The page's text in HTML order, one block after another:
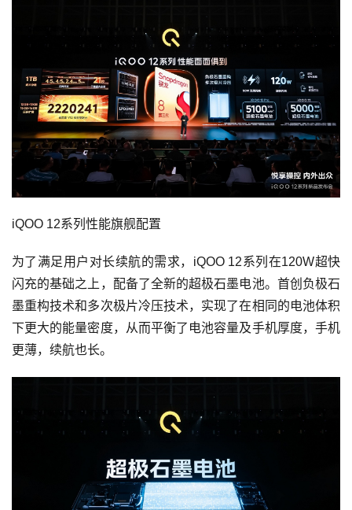
iQOO 12系列性能旗舰配置
为了满足用户对长续航的需求，iQOO 12系列在120W超快
闪充的基础之上，配备了全新的超极石墨电池。首创负极石
墨重构技术和多次极片冷压技术，实现了在相同的电池体积
下更大的能量密度，从而平衡了电池容量及手机厚度，手机
更薄，续航也长。